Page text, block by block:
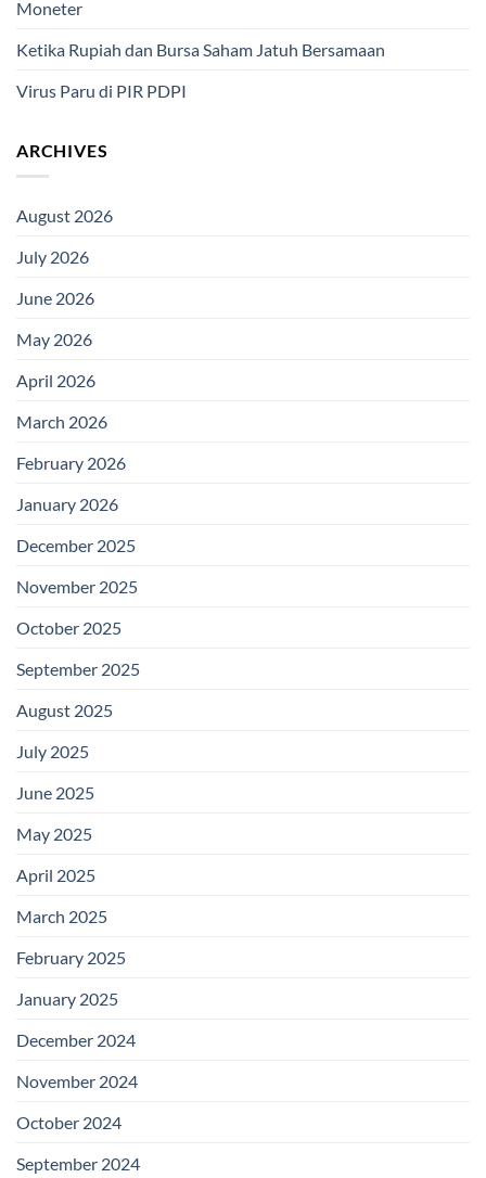
Moneter
Ketika Rupiah dan Bursa Saham Jatuh Bersamaan
Virus Paru di PIR PDPI
ARCHIVES
August 2026
July 2026
June 2026
May 2026
April 2026
March 2026
February 2026
January 2026
December 2025
November 2025
October 2025
September 2025
August 2025
July 2025
June 2025
May 2025
April 2025
March 2025
February 2025
January 2025
December 2024
November 2024
October 2024
September 2024